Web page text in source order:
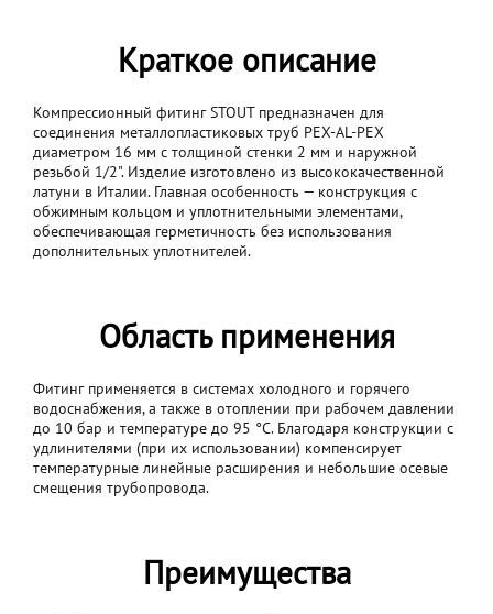
Краткое описание
Компрессионный фитинг STOUT предназначен для
соединения металлопластиковых труб PEX-AL-PEX
диаметром 16 мм с толщиной стенки 2 мм и наружной
резьбой 1/2". Изделие изготовлено из высококачественной
латуни в Италии. Главная особенность — конструкция с
обжимным кольцом и уплотнительными элементами,
обеспечивающая герметичность без использования
дополнительных уплотнителей.
Область применения
Фитинг применяется в системах холодного и горячего
водоснабжения, а также в отоплении при рабочем давлении
до 10 бар и температуре до 95 °C. Благодаря конструкции с
удлинителями (при их использовании) компенсирует
температурные линейные расширения и небольшие осевые
смещения трубопровода.
Преимущества